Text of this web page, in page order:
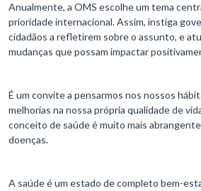
Anualmente, a OMS escolhe um tema
prioridade internacional. Assim, instiga
cidadãos a refletirem sobre o assunto, e
mudanças que possam impactar
É um convite a pensarmos nos nossos
melhorias na nossa própria qualidade de
conceito de saúde é muito mais
doenças.
A saúde é um estado de completo bem-